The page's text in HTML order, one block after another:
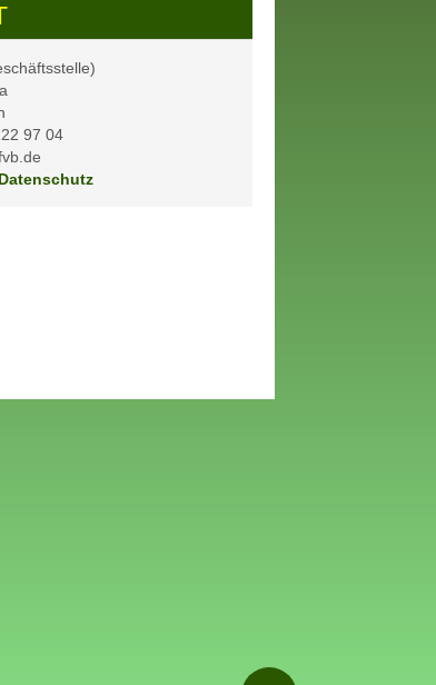
97 04
Datenschutz